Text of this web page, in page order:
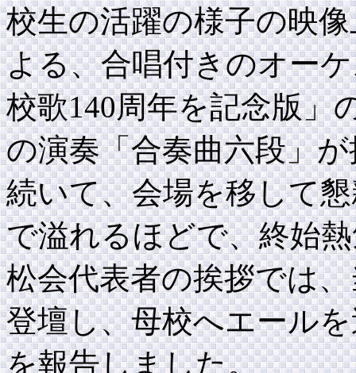
校生の活躍の様子の映
よる、合唱付きのオー
校歌140周年を記念版」
の演奏「合奏曲六段」
続いて、会場を移して
で溢れるほどで、終始
松会代表者の挨拶では
登壇し、母校へエール
を報告しました。